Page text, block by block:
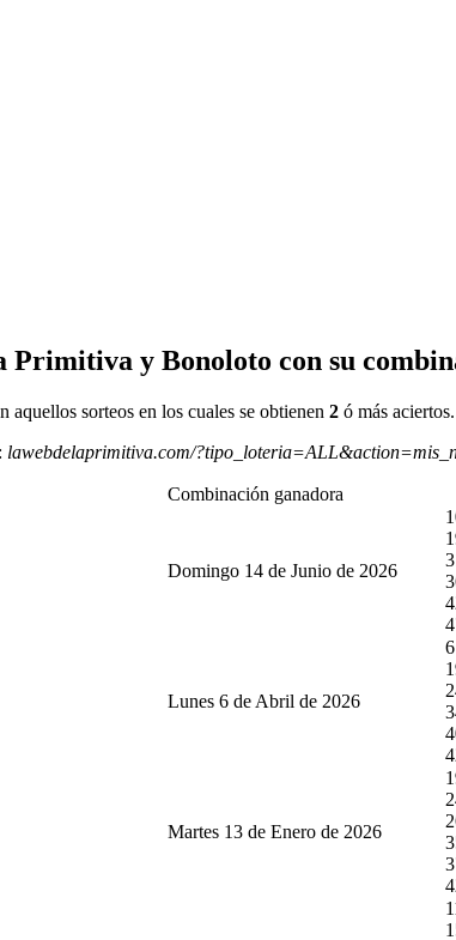
Primitiva y Bonoloto con su
aquellos sorteos en los cuales se obtienen 2 ó más aciertos.
lawebdelaprimitiva.com/
Combinación ganadora
Domingo 14 de Junio de 2026
Lunes 6 de Abril de 2026
6
Martes 13 de Enero de 2026